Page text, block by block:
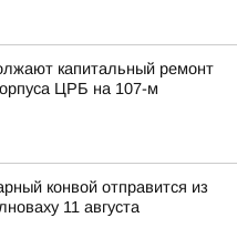
капитальный ремонт
ЦРБ на 107-м
конвой отправится из
11 августа